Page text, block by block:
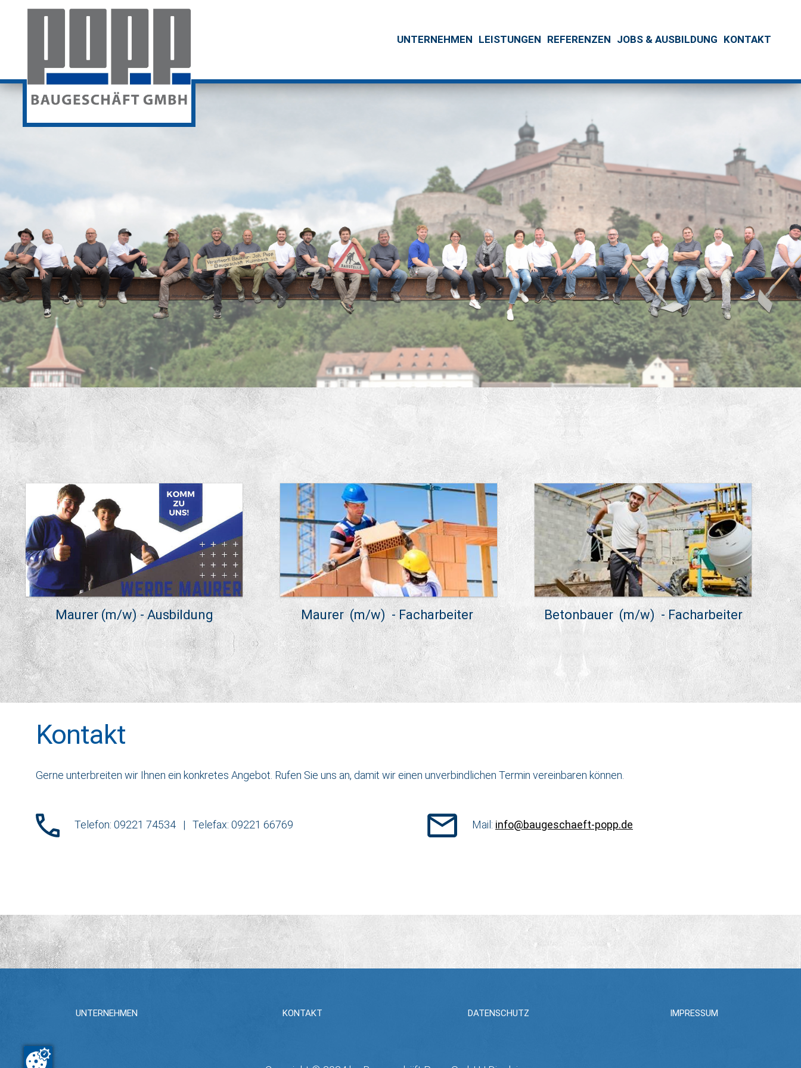
UNTERNEHMEN LEISTUNGEN REFERENZEN JOBS & AUSBILDUNG KONTAKT
Maurer (m/w) - Ausbildung Maurer (m/w) - Facharbeiter Betonbauer (m/w) - Facharbeiter
Kontakt
Gerne unterbreiten wir Ihnen ein konkretes Angebot. Rufen Sie uns an, damit wir einen unverbindlichen Termin vereinbaren können.
Telefon: 09221 74534 | Telefax: 09221 66769 Mail: info@baugeschaeft-popp.de
UNTERNEHMEN KONTAKT DATENSCHUTZ IMPRESSUM